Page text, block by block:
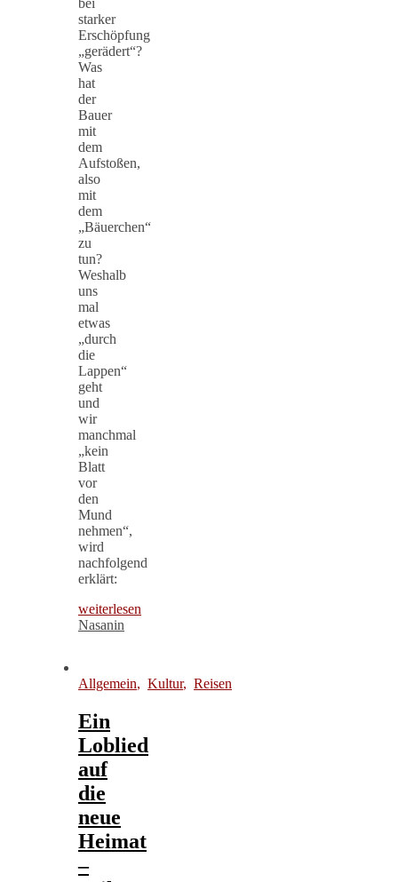
starker
Erschöpfung
„gerädert“?
Was
hat
der
Bauer
mit
dem
Aufstoßen,
also
mit
dem
„Bäuerchen“
zu
tun?
Weshalb
uns
mal
etwas
„durch
die
Lappen“
geht
und
wir
manchmal
„kein
Blatt
vor
den
Mund
nehmen“,
wird
nachfolgend
erklärt:
weiterlesen
Nasanin
Allgemein, Kultur, Reisen
Ein
Loblied
auf
die
neue
Heimat
–